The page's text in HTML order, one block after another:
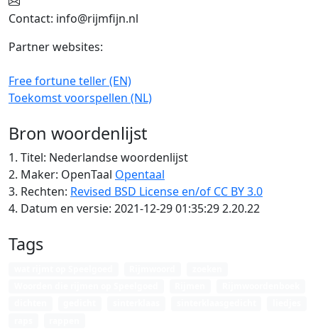
Contact: info@rijmfijn.nl
Partner websites:
Free fortune teller (EN)
Toekomst voorspellen (NL)
Bron woordenlijst
1. Titel: Nederlandse woordenlijst
2. Maker: OpenTaal Opentaal
3. Rechten: Revised BSD License en/of CC BY 3.0
4. Datum en versie: 2021-12-29 01:35:29 2.20.22
Tags